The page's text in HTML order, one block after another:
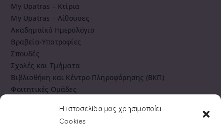
Η ιστοσελίδα μας χρησιμοποίει
Cookies
My Upatras – Κτίρια
My Upatras – Αίθουσες
Ακαδημαϊκό Ημερολόγιο
Βραβεία-Υποτροφίες
Σπουδές
Σχολές και Τμήματα
Βιβλιοθήκη και Κέντρο Πληροφόρησης (ΒΚΠ)
Φοιτητικές Ομάδες